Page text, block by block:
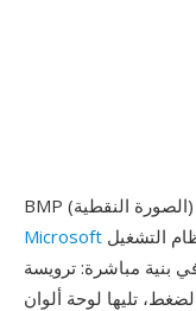
Microsoft
في بنية مباشرة: ترويسة
تليها لوحة ألوان